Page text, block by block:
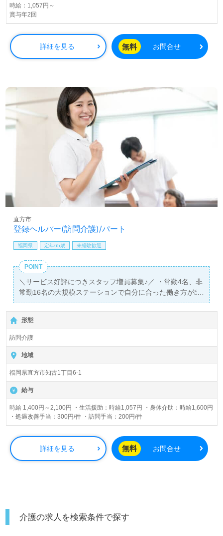
時給：1,057円～
賞与年2回
詳細を見る 無料 お問合せ
登録ヘルパー(訪問介護)/パート
直方市
福岡県 定年65歳 未経験歓迎
POINT
＼サービス好評につきスタッフ増員募集♪／ ・常勤4名、非
常勤16名の大規模ステーションで自分に合った働き方が出
来ます！ ・訪問看護ステーションを併設しており、医療面
の相談サポートも安心です！
形態
訪問介護
地域
福岡県直方市知古1丁目6-1
給与
時給 1,400円～2,100円 ・生活援助：時給1,057円 ・身体介助：時給1,600円
・処遇改善手当：300円/件 ・訪問手当：200円/件
詳細を見る 無料 お問合せ
介護の求人を検索条件で探す